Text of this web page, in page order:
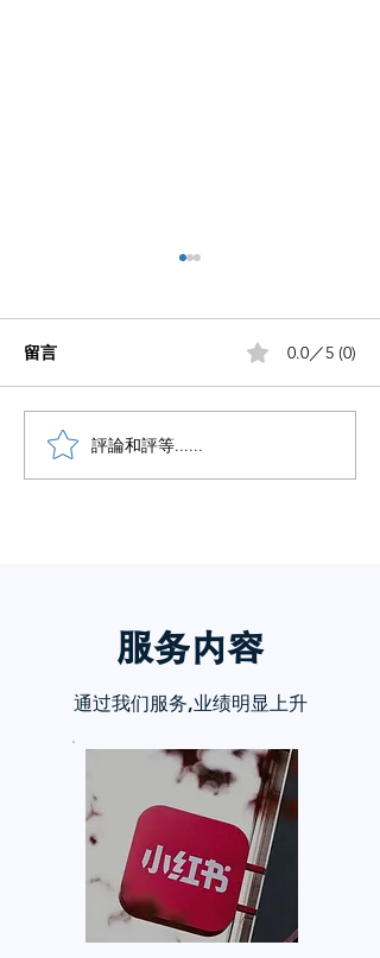
笔记没流量做好这5步
留言 0.0／5 (0)
評論和評等......
服务内容
通过我们服务,业绩明显上升